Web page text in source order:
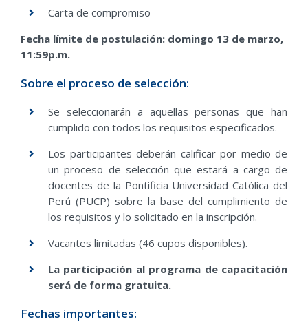
Carta de compromiso
Fecha límite de postulación: domingo 13 de marzo,
11:59p.m.
Sobre el proceso de selección:
Se seleccionarán a aquellas personas que han
cumplido con todos los requisitos especificados.
Los participantes deberán calificar por medio de
un proceso de selección que estará a cargo de
docentes de la Pontificia Universidad Católica del
Perú (PUCP) sobre la base del cumplimiento de
los requisitos y lo solicitado en la inscripción.
Vacantes limitadas (46 cupos disponibles).
La participación al programa de capacitación
será de forma gratuita.
Fechas importantes: